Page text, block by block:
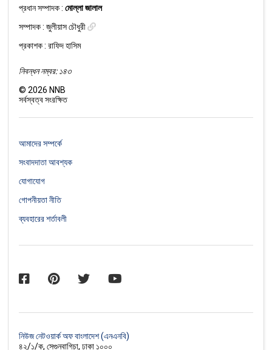
প্রধান সম্পাদক :মোল্লা জালাল
সম্পাদক :জুলীয়াস চৌধুরী
প্রকাশক : রাফিদ হাসিম
নিবন্ধন নম্বর: ১৪৩
©2026 NNB
সর্বস্বত্ব সংরক্ষিত
আমাদের সম্পর্কে
সংবাদদাতা আবশ্যক
যোগাযোগ
গোপনীয়তা নীতি
ব্যবহারের শর্তাবলী
নিউজ নেটওয়ার্ক অফ বাংলাদেশ (এনএনবি)
৪২/১/ক, সেগুনবাগিচা, ঢাকা ১০০০